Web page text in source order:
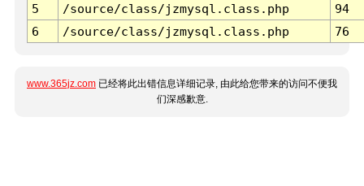
5
/source/class/jzmysql.class.php
94
6
/source/class/jzmysql.class.php 76
www.365jz.com 已经将此出错信息详细记录, 由此给您带来的访问不便我
们深感歉意.